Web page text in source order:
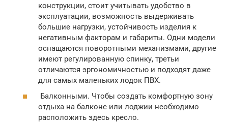
конструкции, стоит учитывать удобство в
эксплуатации, возможность выдерживать
большие нагрузки, устойчивость изделия к
негативным факторам и габариты. Одни модели
оснащаются поворотными механизмами, другие
имеют регулированную спинку, третьи
отличаются эргономичностью и подходят даже
для самых маленьких лодок ПВХ.
Балконными. Чтобы создать комфортную зону
отдыха на балконе или лоджии необходимо
расположить здесь кресло.